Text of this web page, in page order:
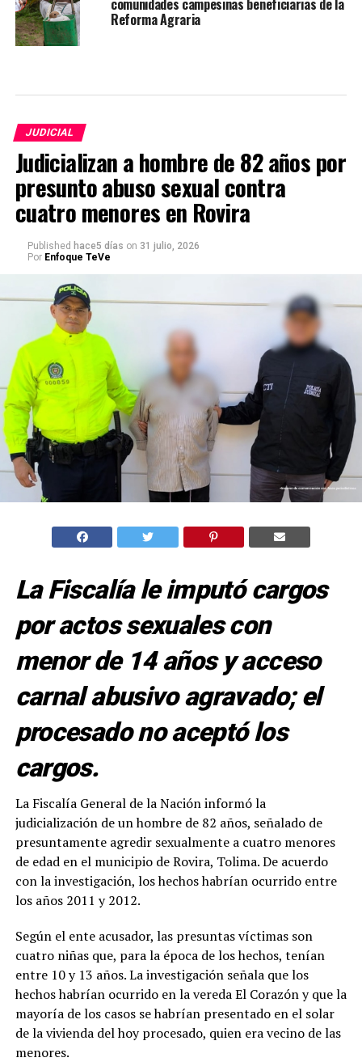
comunidades campesinas beneficiarias de la
Reforma Agraria
JUDICIAL
Judicializan a hombre de 82 años por
presunto abuso sexual contra
cuatro menores en Rovira
Published hace5 días on 31 julio, 2026
Por Enfoque TeVe
La Fiscalía le imputó cargos
por actos sexuales con
menor de 14 años y acceso
carnal abusivo agravado; el
procesado no aceptó los
cargos.
La Fiscalía General de la Nación informó la
judicialización de un hombre de 82 años, señalado de
presuntamente agredir sexualmente a cuatro menores
de edad en el municipio de Rovira, Tolima. De acuerdo
con la investigación, los hechos habrían ocurrido entre
los años 2011 y 2012.
Según el ente acusador, las presuntas víctimas son
cuatro niñas que, para la época de los hechos, tenían
entre 10 y 13 años. La investigación señala que los
hechos habrían ocurrido en la vereda El Corazón y que la
mayoría de los casos se habrían presentado en el solar
de la vivienda del hoy procesado, quien era vecino de las
menores.